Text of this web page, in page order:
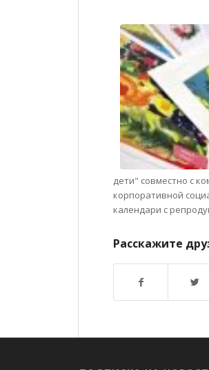
дети" совместно с
корпоративной
календари с
Расскажите